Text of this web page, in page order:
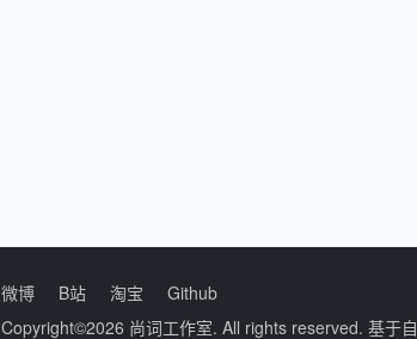
微博 B站 淘宝
Github
Copyright©2026 尚词工作室. All rights reserved. 基于自